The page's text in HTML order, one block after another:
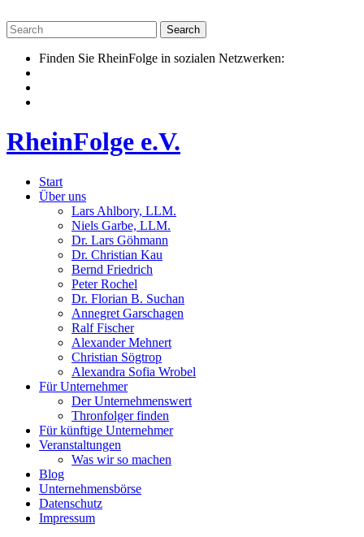
to
content
Finden Sie RheinFolge in sozialen Netzwerken:
RheinFolge e.V.
Start
Über uns
Lars Ahlbory, LLM.
Niels Garbe, LLM.
Dr. Lars Göhmann
Dr. Christian Kau
Bernd Friedrich
Peter Rochel
Dr. Florian B. Suchan
Annegret Garschagen
Ralf Fischer
Alexander Mehnert
Christian Sögtrop
Alexandra Sofia Wrobel
Für Unternehmer
Der Unternehmenswert
Thronfolger finden
Für künftige Unternehmer
Veranstaltungen
Was wir so machen
Blog
Unternehmensbörse
Datenschutz
Impressum